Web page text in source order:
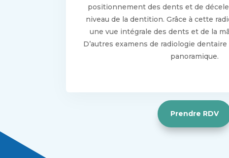
positionnement des dents et de
niveau de la dentition. Grâce à cette
une vue intégrale des dents et de la
D’autres examens de radiologie
panoramique.
Prendre RDV